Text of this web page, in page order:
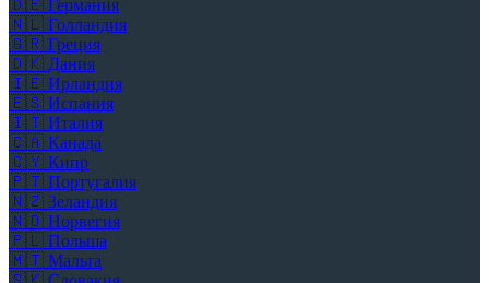
🇩🇪 Германия
🇳🇱 Голландия
🇬🇷 Греция
🇩🇰 Дания
🇮🇪 Ирландия
🇪🇸 Испания
🇮🇹 Италия
🇨🇦 Канада
🇨🇾 Кипр
🇵🇹 Португалия
🇳🇿 Зеландия
🇳🇴 Норвегия
🇵🇱 Польша
🇲🇹 Мальта